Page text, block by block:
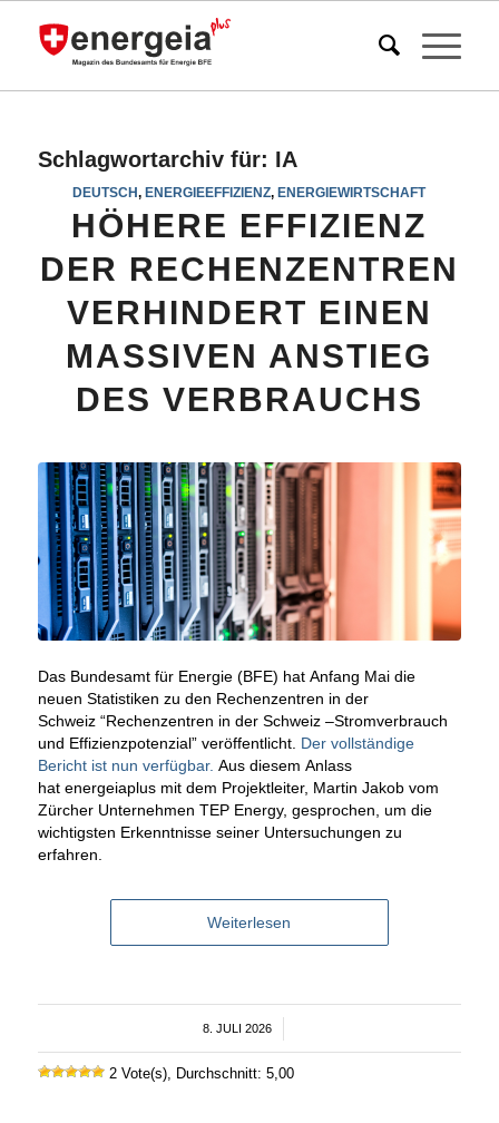
Schlagwortarchiv für: IA
DEUTSCH,ENERGIEEFFIZIENZ,ENERGIEWIRTSCHAFT
HÖHERE EFFIZIENZ
DER RECHENZENTREN
VERHINDERT EINEN
MASSIVEN ANSTIEG
DES VERBRAUCHS
Das Bundesamt für Energie (BFE) hat Anfang Mai die
neuen Statistiken zu den Rechenzentren in der
Schweiz “Rechenzentren in der Schweiz –Stromverbrauch
und Effizienzpotenzial” veröffentlicht. Der vollständige
Bericht ist nun verfügbar. Aus diesem Anlass
hat energeiaplus mit dem Projektleiter, Martin Jakob vom
Zürcher Unternehmen TEP Energy, gesprochen, um die
wichtigsten Erkenntnisse seiner Untersuchungen zu
erfahren.
Weiterlesen
8. JULI 2026
2 Vote(s), Durchschnitt: 5,00